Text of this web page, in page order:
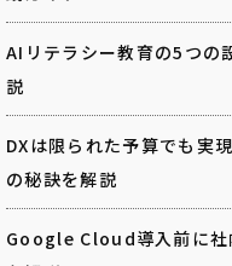
AIリテラシー教育の5つの
説
DXは限られた予算でも実
の秘訣を解説
Google Cloud導入前に社